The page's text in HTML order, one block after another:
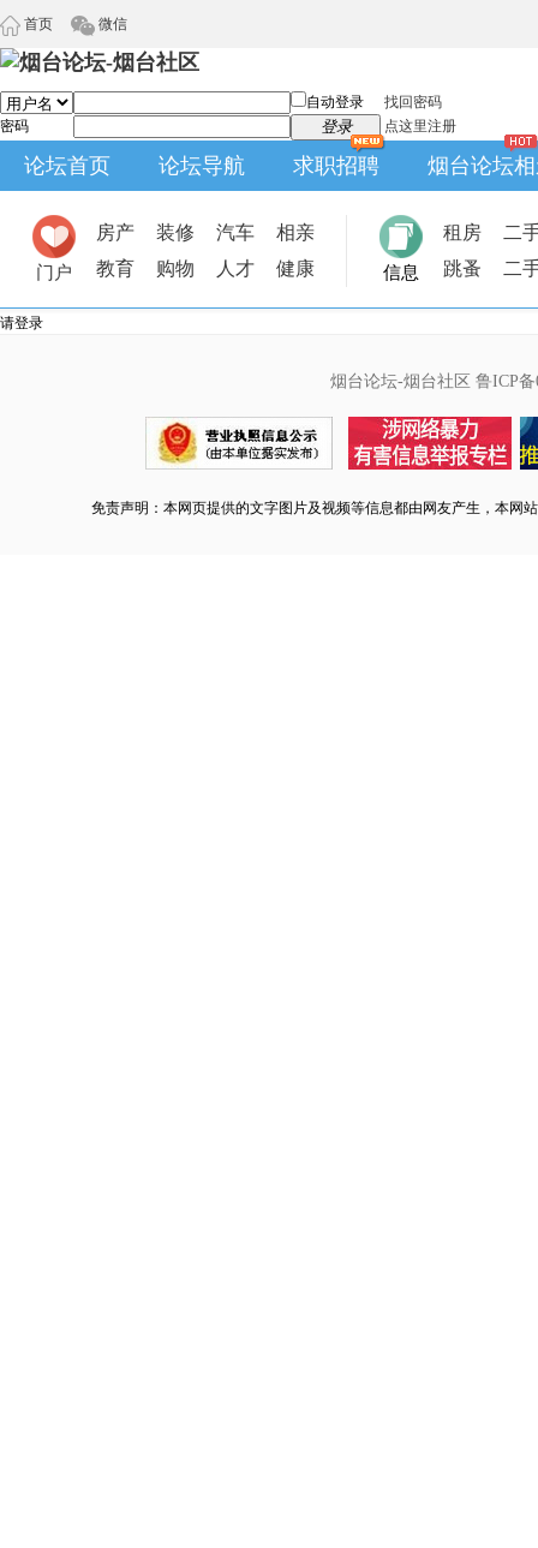
首页 微信
自动登录
找回密码
密码
登录 点这里注册
论坛首页 论坛导航 求职招聘 烟台论坛
门户
房产 装修 汽车
相亲
教育
购物 人才 健康 信息
租房
二
跳蚤
二
请登录
烟台论坛-烟台社区 鲁ICP备
免责声明：本网页提供的文字图片及视频等信息都由网友产生，本网